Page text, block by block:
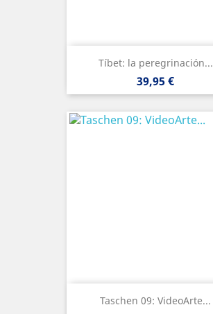
Tíbet: la peregrinación...
Precio
39,95 €
Taschen 09: VideoArte...